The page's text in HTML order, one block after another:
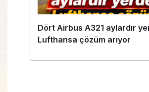
Dört Airbus A321 aylardır
Lufthansa çözüm arıyor